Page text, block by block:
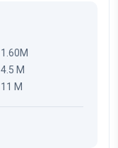
1.60M
4.5 M
11 M